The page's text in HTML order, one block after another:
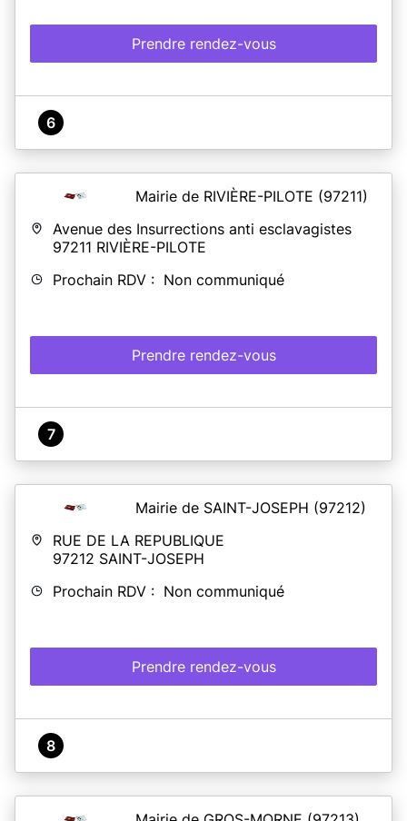
Prendre rendez-vous
6
Mairie de RIVIÈRE-PILOTE (97211)
Avenue des Insurrections anti esclavagistes
97211 RIVIÈRE-PILOTE
Prochain RDV : Non communiqué
Prendre rendez-vous
7
Mairie de SAINT-JOSEPH (97212)
RUE DE LA REPUBLIQUE
97212 SAINT-JOSEPH
Prochain RDV : Non communiqué
Prendre rendez-vous
8